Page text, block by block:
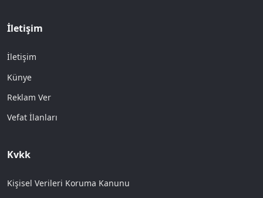
İletişim
İletişim
Künye
Reklam Ver
Vefat İlanları
Kvkk
Kişisel Verileri Koruma Kanunu